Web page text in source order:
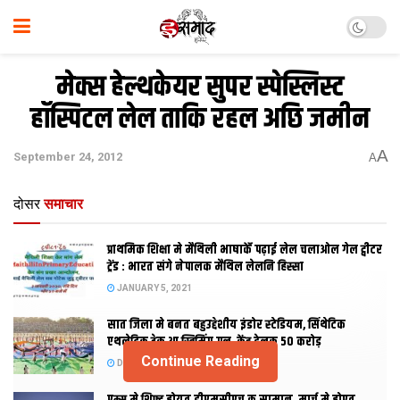
मेक्स हेल्थकेयर सुपर स्पेस्लिस्ट
हॉस्पिटल लेल ताकि रहल अछि जमीन
September 24, 2012 AA
दोसर समाचार
प्राथमिक शि‍क्षा मे मैथि‍ली भाषाकेँ पढ़ाई लेल चलाओल गेल ट्वीटर
ट्रेंड : भारत संगे नेपालक मैथिल लेलनि हिस्सा
JANUARY 5, 2021
सात जिला मे बनत बहुउद्देशीय इंडोर स्‍टेडि‍यम, सिंथेटिक
एथलेटिक ट्रेक आ स्विमिंग पुल, केंद्र देलक 50 करोड़
DECEMBER 26, 2020
Continue Reading